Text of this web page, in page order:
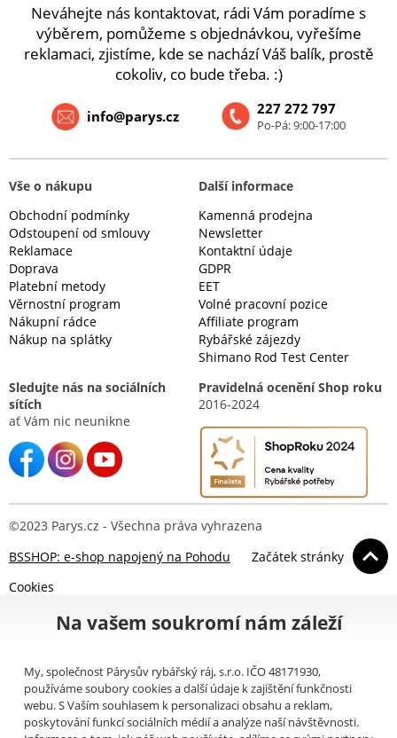
Neváhejte nás kontaktovat, rádi Vám poradíme s
výběrem, pomůžeme s objednávkou, vyřešíme
reklamaci, zjistíme, kde se nachází Váš balík, prostě
cokoliv, co bude třeba. :)
227 272 797
Po-Pá: 9:00-17:00
info@parys.cz
Vše o nákupu
Obchodní podmínky
Odstoupení od smlouvy
Reklamace
Doprava
Platební metody
Věrnostní program
Nákupní rádce
Nákup na splátky
Další informace
Kamenná prodejna
Newsletter
Kontaktní údaje
GDPR
EET
Volné pracovní pozice
Affiliate program
Rybářské zájezdy
Shimano Rod Test Center
Sledujte nás na sociálních
sítích
ať Vám nic neunikne
Pravidelná ocenění Shop roku
2016-2024
©2023 Parys.cz - Všechna práva vyhrazena
BSSHOP: e-shop napojený na Pohodu
Začátek stránky
Cookies
Na vašem soukromí nám záleží
My, společnost Párysův rybářský ráj, s.r.o. IČO 48171930,
používáme soubory cookies a další údaje k zajištění funkčnosti
webu. S Vaším souhlasem k personalizaci obsahu a reklam,
poskytování funkcí sociálních médií a analýze naší návštěvnosti.